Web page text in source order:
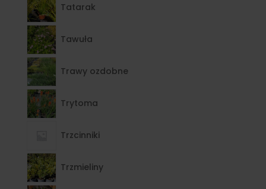
Tatarak
Tawuła
Trawy ozdobne
Trytoma
Trzcinniki
Trzmieliny